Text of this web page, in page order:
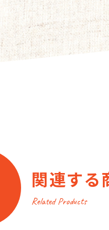
関連する
Related Products